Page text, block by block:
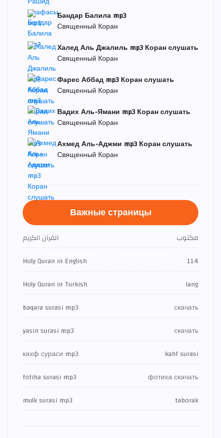
Бандар Балила mp3
Священный Коран
Халед Аль Джалиль mp3 Коран слушать
Священный Коран
Фарес Аббад mp3 Коран слушать
Священный Коран
Вадих Аль-Ямани mp3 Коран слушать
Священный Коран
Ахмед Аль-Аджми mp3 Коран слушать
Священный Коран
Важные страницы
القرآن الكريم
مكتوب
Holy Quran in English
114
Holy Quran in Turkish
lang
baqara surasi mp3
скачать
yasin surasi mp3
скачать
кахф сураси mp3
kahf surasi
fotiha surasi mp3
фотиха скачать
mulk surasi mp3
taborak